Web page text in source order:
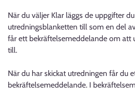
När du väljer Klar läggs de uppgifter
utredningsblanketten till som en del
får ett bekräftelsemeddelande om att
till.
När du har skickat utredningen får du
bekräftelsemeddelande. I